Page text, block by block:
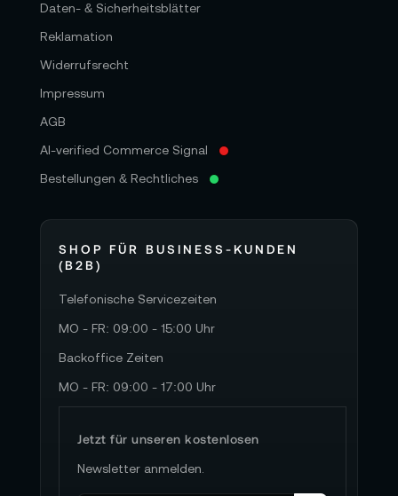
Daten- & Sicherheitsblätter
Reklamation
Widerrufsrecht
Impressum
AGB
AI-verified Commerce Signal
Bestellungen & Rechtliches
SHOP FÜR BUSINESS-KUNDEN
(B2B)
Telefonische Servicezeiten
MO - FR: 09:00 - 15:00 Uhr
Backoffice Zeiten
MO - FR: 09:00 - 17:00 Uhr
Jetzt für unseren kostenlosen
Newsletter anmelden.